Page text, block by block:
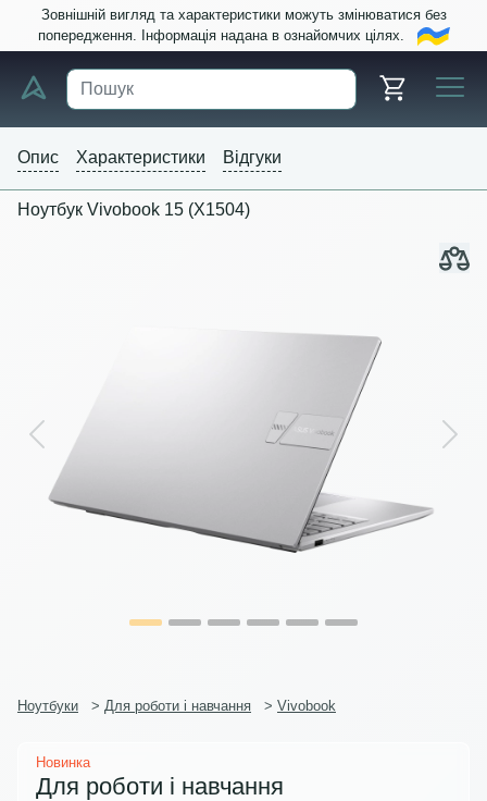
Зовнішній вигляд та характеристики можуть змінюватися без
попередження. Інформація надана в ознайомчих цілях.
Опис Характеристики Відгуки
Ноутбук Vivobook 15 (X1504)
Previous Next
Ноутбуки > Для роботи і навчання > Vivobook
Новинка
Для роботи і навчання